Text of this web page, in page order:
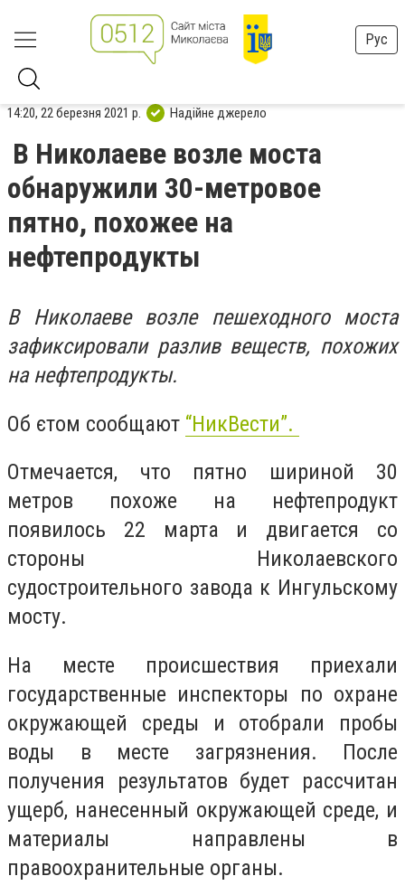
Рус
14:20, 22 березня 2021 р. Надійне джерело
В Николаеве возле моста
обнаружили 30-метровое
пятно, похожее на
нефтепродукты
В Николаеве возле пешеходного моста
зафиксировали разлив веществ, похожих
на нефтепродукты.
Об єтом сообщают “НикВести”.
Отмечается, что пятно шириной 30
метров похоже на нефтепродукт
появилось 22 марта и двигается со
стороны Николаевского
судостроительного завода к Ингульскому
мосту.
На месте происшествия приехали
государственные инспекторы по охране
окружающей среды и отобрали пробы
воды в месте загрязнения. После
получения результатов будет рассчитан
ущерб, нанесенный окружающей среде, и
материалы направлены в
правоохранительные органы.